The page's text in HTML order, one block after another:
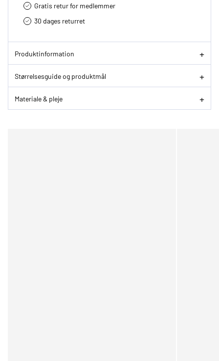
Gratis retur for medlemmer
30 dages returret
Produktinformation
Størrelsesguide og produktmål
Materiale & pleje